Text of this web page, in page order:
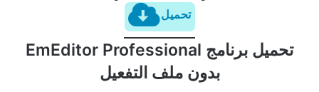
تحميل
تحميل برنامج EmEditor Professional
بدون ملف التفعيل